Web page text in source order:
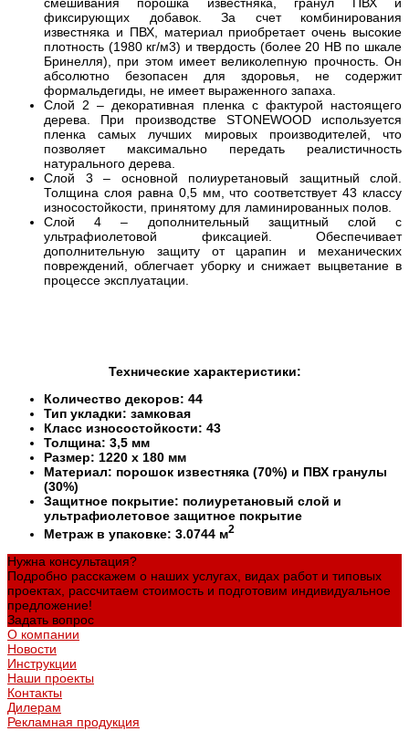
фиксирующих добавок. За счет комбинирования
известняка и ПВХ, материал приобретает очень высокие
плотность (1980 кг/м3) и твердость (более 20 HB по шкале
Бринелля), при этом имеет великолепную прочность. Он
абсолютно безопасен для здоровья, не содержит
формальдегиды, не имеет выраженного запаха.
Слой 2 – декоративная пленка с фактурой настоящего
дерева. При производстве STONEWOOD используется
пленка самых лучших мировых производителей, что
позволяет максимально передать реалистичность
натурального дерева.
Слой 3 – основной полиуретановый защитный слой.
Толщина слоя равна 0,5 мм, что соответствует 43 классу
износостойкости, принятому для ламинированных полов.
Слой 4 – дополнительный защитный слой с
ультрафиолетовой фиксацией. Обеспечивает
дополнительную защиту от царапин и механических
повреждений, облегчает уборку и снижает выцветание в
процессе эксплуатации.
Технические характеристики:
Количество декоров: 44
Тип укладки: замковая
Класс износостойкости: 43
Толщина: 3,5 мм
Размер: 1220 x 180 мм
Материал: порошок известняка (70%) и ПВХ гранулы
(30%)
Защитное покрытие: полиуретановый слой и
ультрафиолетовое защитное покрытие
Метраж в упаковке: 3.0744 м2
Нужна консультация?
Подробно расскажем о наших услугах, видах работ и типовых
проектах, рассчитаем стоимость и подготовим индивидуальное
предложение!
Задать вопрос
О компании
Новости
Инструкции
Наши проекты
Контакты
Дилерам
Рекламная продукция